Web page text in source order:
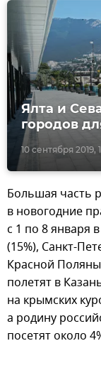
10 сентября 2019,
Ялта и
городов
Большая часть
в новогодние
с 1 по 8 января
(15%), Санкт-
Красной
полетят в
на крымских
а родину
посетят около